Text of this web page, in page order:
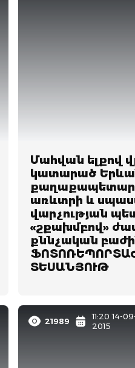
Մահվան ելքով
կատարած
առևտրի և
վարչության
«շքախմբով»
քննչական
ՏԵՍԱՆՅՈՒԹ
21989
11:20 14-
2015